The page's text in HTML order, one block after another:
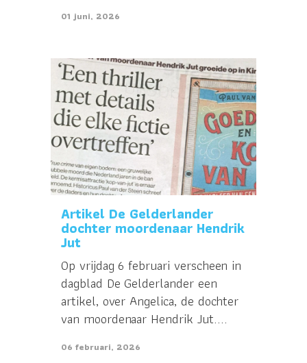
01 juni, 2026
Artikel De Gelderlander
dochter moordenaar Hendrik
Jut
Op vrijdag 6 februari verscheen in
dagblad De Gelderlander een
artikel, over Angelica, de dochter
van moordenaar Hendrik Jut....
06 februari, 2026